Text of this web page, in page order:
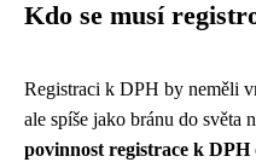
Kdo se musí
Registraci k DPH by neměli
ale spíše jako bránu do světa
povinnost registrace k